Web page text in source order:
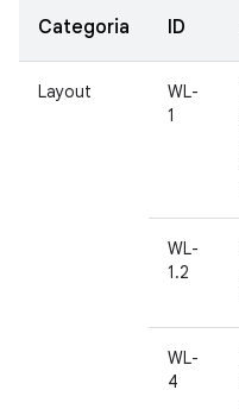
Categoria ID
Layout
WL-
1
WL-
1.2
WL-
4